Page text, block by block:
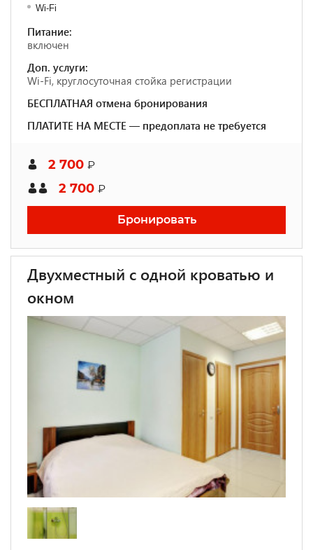
Wi-Fi
Питание:
включен
Доп. услуги:
Wi-Fi, круглосуточная стойка регистрации
БЕСПЛАТНАЯ отмена бронирования
ПЛАТИТЕ НА МЕСТЕ — предоплата не требуется
2 700 ₽
2 700 ₽
Бронировать
Двухместный с одной кроватью и
окном